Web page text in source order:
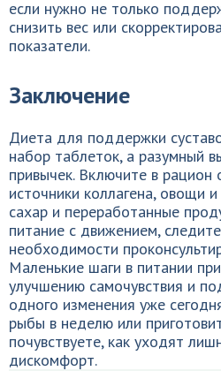
если нужно не только
снизить вес или
показатели.
Заключение
Диета для поддержки
набор таблеток, а разумный
привычек. Включите в рацион
источники коллагена, овощи
сахар и переработанные
питание с движением,
необходимости
Маленькие шаги в питании
улучшению самочувствия и
одного изменения уже
рыбы в неделю или
почувствуете, как уходят
дискомфорт.